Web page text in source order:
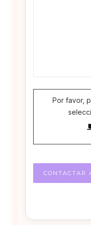
Por favor,